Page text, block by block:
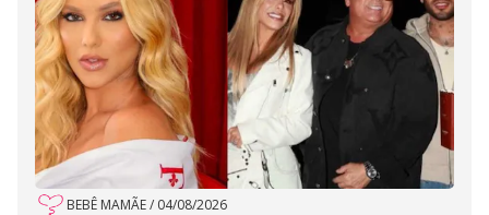
BEBÊ MAMÃE/ 04/08/2026